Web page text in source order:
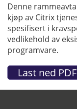
Denne
kjøp av Citrix
spesifisert i
vedlikehold av
programvare.